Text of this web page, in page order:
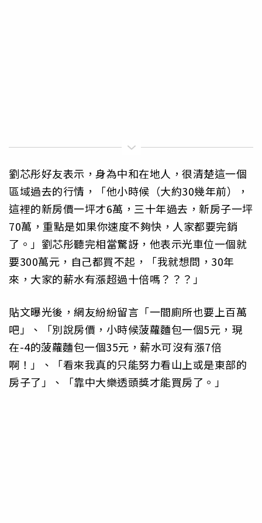
劉芯彤好友表示，身為中和在地人，很清楚這一個
區域過去的行情，「他小時候（大約30幾年前），
這裡的新房價一坪才6萬，三十年過去，新房子一坪
70萬，重點是如果你速度不夠快，人家都要完銷
了。」劉芯彤聽完相當驚訝，他表示光車位一個就
要300萬元，自己都買不起，「我就想問，30年
來，大家的薪水有漲超過十倍嗎？？？」
貼文曝光後，網友紛紛留言「一間廁所也要上百萬
吧」、「別說房價，小時候菠蘿麵包一個5元，現
在-4的菠蘿麵包一個35元，薪水可沒有漲7倍
啊！」、「看來我真的只能努力看山上或是東部的
房子了」、「靠中大樂透頭獎才能買房了。」